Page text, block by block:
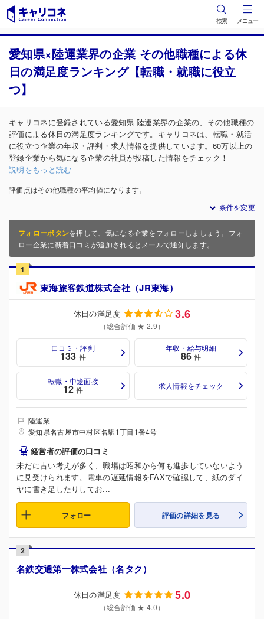
検索 メニュー
愛知県×陸運業界の企業 その他職種による休
日の満足度ランキング【転職・就職に役立
つ】
キャリコネに登録されている愛知県 陸運業界の企業の、その他職種の
評価による休日の満足度ランキングです。キャリコネは、転職・就活
に役立つ企業の年収・評判・求人情報を提供しています。60万以上の
登録企業から気になる企業の社員が投稿した情報をチェック！
説明をもっと読む
評価点はその他職種の平均値になります。
条件を変更
フォローボタンを押して、気になる企業をフォローしましょう。フォ
ロー企業に新着口コミが追加されるとメールで通知します。
1
東海旅客鉄道株式会社（JR東海）
休日の満足度 3.6
（総合評価 ★ 2.9）
口コミ・評判
133 件
年収・給与明細
86 件
転職・中途面接
12 件 求人情報をチェック
陸運業
愛知県名古屋市中村区名駅1丁目1番4号
経営者の評価の口コミ
未だに古い考えが多く、職場は昭和から何も進歩していないよう
に見受けられます。電車の遅延情報をFAXで確認して、紙のダイ
ヤに書き足したりしてお...
フォロー 評価の詳細を見る
2
名鉄交通第一株式会社（名タク）
休日の満足度 5.0
（総合評価 ★ 4.0）